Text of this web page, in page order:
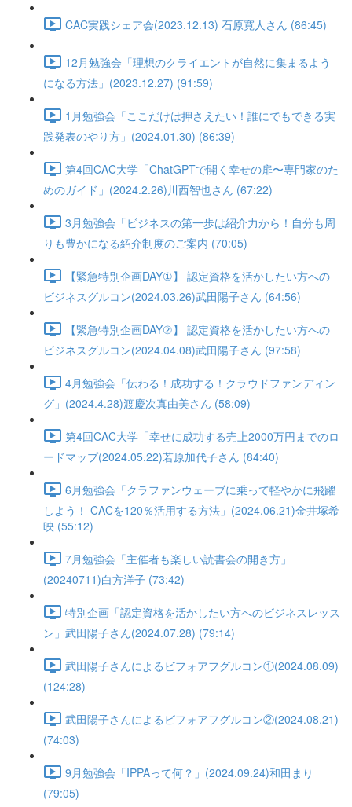
CAC実践シェア会(2023.12.13) 石原寛人さん (86:45)
12月勉強会「理想のクライエントが自然に集まるよう
になる方法」(2023.12.27) (91:59)
1月勉強会「ここだけは押さえたい！誰にでもできる実
践発表のやり方」(2024.01.30) (86:39)
第4回CAC大学「ChatGPTで開く幸せの扉〜専門家のた
めのガイド」(2024.2.26)川西智也さん (67:22)
3月勉強会「ビジネスの第一歩は紹介力から！自分も周
りも豊かになる紹介制度のご案内 (70:05)
【緊急特別企画DAY①】 認定資格を活かしたい方への
ビジネスグルコン(2024.03.26)武田陽子さん (64:56)
【緊急特別企画DAY②】 認定資格を活かしたい方への
ビジネスグルコン(2024.04.08)武田陽子さん (97:58)
4月勉強会「伝わる！成功する！クラウドファンディン
グ」(2024.4.28)渡慶次真由美さん (58:09)
第4回CAC大学「幸せに成功する売上2000万円までのロ
ードマップ(2024.05.22)若原加代子さん (84:40)
6月勉強会「クラファンウェーブに乗って軽やかに飛躍
しよう！ CACを120％活用する方法」(2024.06.21)金井塚希
映 (55:12)
7月勉強会「主催者も楽しい読書会の開き方」
(20240711)白方洋子 (73:42)
特別企画「認定資格を活かしたい方へのビジネスレッス
ン」武田陽子さん(2024.07.28) (79:14)
武田陽子さんによるビフォアフグルコン①(2024.08.09)
(124:28)
武田陽子さんによるビフォアフグルコン②(2024.08.21)
(74:03)
9月勉強会「IPPAって何？」(2024.09.24)和田まり
(79:05)